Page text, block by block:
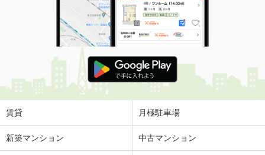
専有面積 58.86m²
間取り
2LDK
大分県大分市千代町１丁目
価 格
6.80万円
住 所
大分県大分市千代町１丁目
専有面積
大分県大分市明磧町２
賃貸 月極駐車場
新築マンション 中古マンション